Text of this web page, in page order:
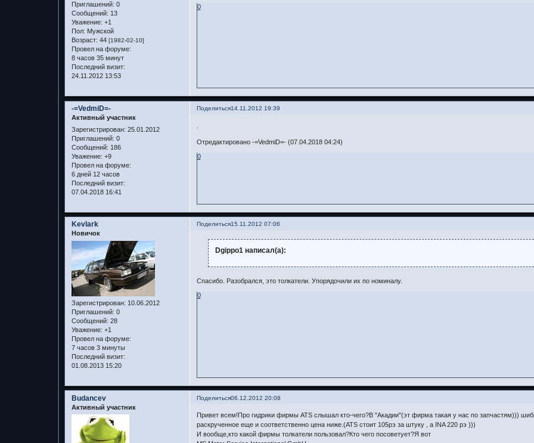
Приглашений: 0
Сообщений: 13
Уважение: +1
Пол: Мужской
Возраст: 44 [1982-02-10]
Провел на форуме:
8 часов 35 минут
Последний визит:
24.11.2012 13:53
0
Поделиться14.11.2012 19:39
-=VedmiD=-
Активный участник
Зарегистрирован: 25.01.2012
Приглашений: 0
Сообщений: 186
Уважение: +9
Провел на форуме:
6 дней 12 часов
Последний визит:
07.04.2018 16:41
Отредактировано -=VedmiD=- (07.04.2018 04:24)
0
Поделиться15.11.2012 07:06
Kevlark
Новичок
Зарегистрирован: 10.06.2012
Приглашений: 0
Сообщений: 28
Уважение: +1
Провел на форуме:
7 часов 3 минуты
Последний визит:
01.08.2013 15:20
Dgippo1 написал(а):
Спасибо. Разобрался, это толкатели. Упорядочили их по номиналу.
0
Поделиться06.12.2012 20:08
Budancev
Активный участник
Привет всем!Про гидрики фирмы ATS слышал кто-чего?В "Акадии"(эт фирма такая у нас по запчастям)))
раскрученное еще и соответственно цена ниже.(ATS стоит 105рэ за штуку , а INA 220 рэ )))
И вообще,кто какой фирмы толкатели пользовал?Кто чего посоветует?Я вот